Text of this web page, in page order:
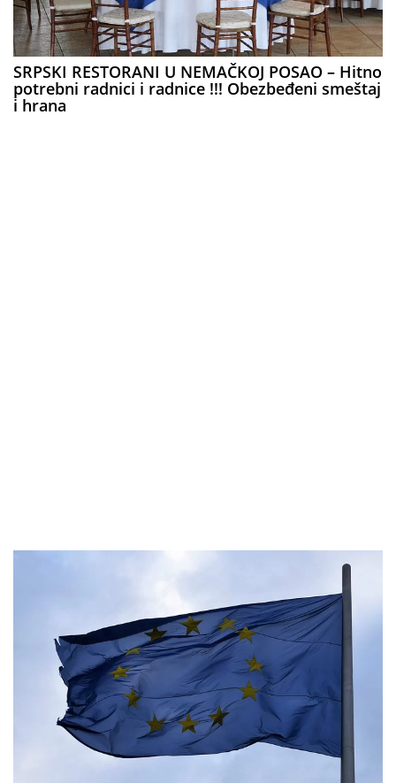
SRPSKI RESTORANI U NEMAČKOJ POSAO – Hitno
potrebni radnici i radnice !!! Obezbeđeni smeštaj
i hrana